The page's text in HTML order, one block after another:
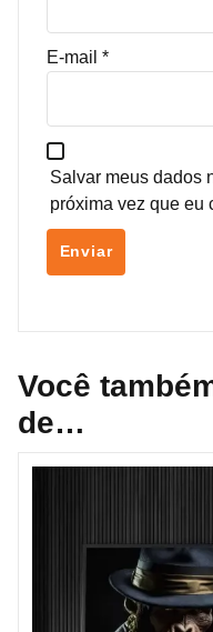
E-mail *
Salvar meus dados
próxima vez que eu
Você
de…